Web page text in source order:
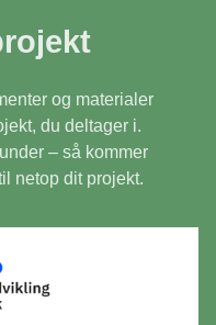
og materialer
du deltager i.
– så kommer
netop dit projekt.